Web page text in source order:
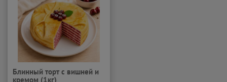
Блинный торт с вишней и
кремом (1кг)